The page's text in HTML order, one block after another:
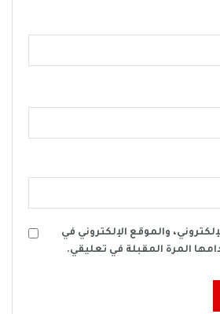
والموقع الإلكتروني في
المرة المقبلة في تعليقي.